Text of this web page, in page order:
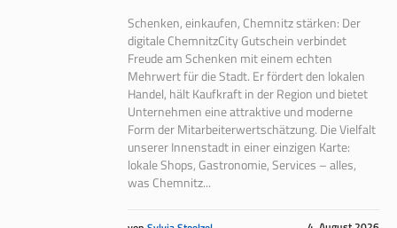
Schenken, einkaufen, Chemnitz stärken: Der
digitale ChemnitzCity Gutschein verbindet
Freude am Schenken mit einem echten
Mehrwert für die Stadt. Er fördert den lokalen
Handel, hält Kaufkraft in der Region und bietet
Unternehmen eine attraktive und moderne
Form der Mitarbeiterwertschätzung. Die Vielfalt
unserer Innenstadt in einer einzigen Karte:
lokale Shops, Gastronomie, Services – alles,
was Chemnitz...